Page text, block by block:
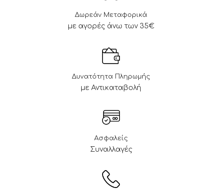
Δωρεάν Μεταφορικά
με αγορές άνω των 35€
Δυνατότητα Πληρωμής
με Αντικαταβολή
Ασφαλείς
Συναλλαγές